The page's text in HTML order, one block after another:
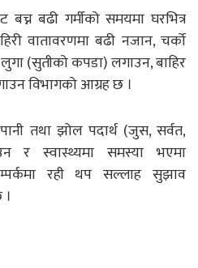
बच्न बढी गर्मीको समयमा घरभित्र
वातावरणमा बढी नजान, चर्को
(सुतीको कपडा) लगाउन, बाहिर
विभागको आग्रह छ ।
तथा झोल पदार्थ (जुस, सर्वत,
र स्वास्थ्यमा समस्या भएमा
रही थप सल्लाह सुझाव